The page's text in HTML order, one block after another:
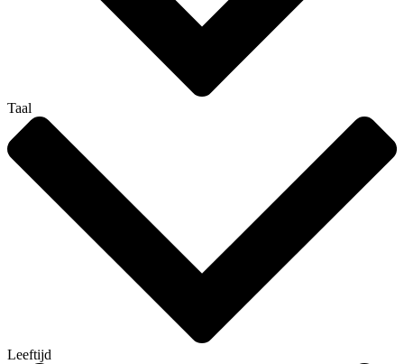
Taal
Leeftijd